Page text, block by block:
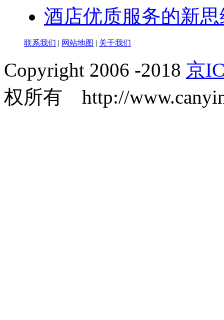
酒店优质服务的新思
联系我们 | 网站地图 | 关于我们
Copyright 2006 -2018 京
权所有 http://